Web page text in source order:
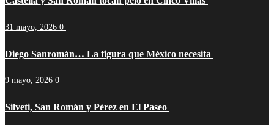
31 mayo, 2026 0
Diego Sanromán… La figura que México necesita
9 mayo, 2026 0
Silveti, San Román y Pérez en El Paseo